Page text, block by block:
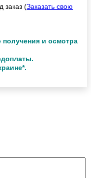
заказ (Заказать свою
получения и осмотра